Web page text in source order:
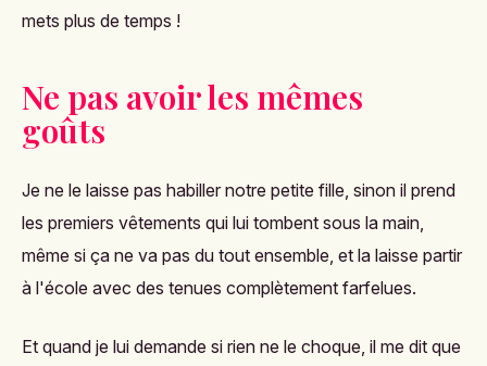
mets plus de temps !
Ne pas avoir les mêmes
goûts
Je ne le laisse pas habiller notre petite fille, sinon il prend
les premiers vêtements qui lui tombent sous la main,
même si ça ne va pas du tout ensemble, et la laisse partir
à l'école avec des tenues complètement farfelues.
Et quand je lui demande si rien ne le choque, il me dit que